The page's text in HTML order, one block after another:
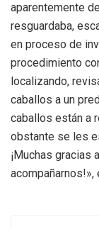
aparentemente
resguardaba,
en proceso de
procedimiento
localizando,
caballos a un
caballos están a
obstante se les
¡Muchas gracias
acompañarnos!»,